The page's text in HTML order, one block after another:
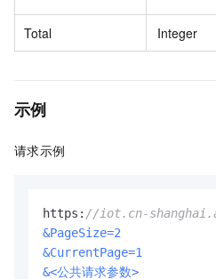
Total Integer
示例
请求示例
https: //iot.cn-
&PageSize=2
&CurrentPage=1
&<公共请求参数>